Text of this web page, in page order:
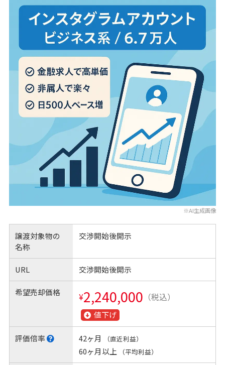
※AI生成画像
譲渡対象物の
名称
交渉開始後開示
URL 交渉開始後開示
希望売却価格 ¥2,240,000 （税込）
値下げ
評価倍率 42ヶ月 （直近利益）
60ヶ月以上 （平均利益）